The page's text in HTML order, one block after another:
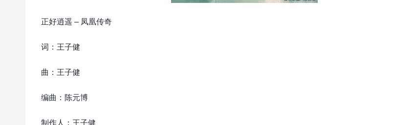
正好逍遥 – 凤凰传奇
词：王子健
曲：王子健
编曲：陈元博
制作人：王子健